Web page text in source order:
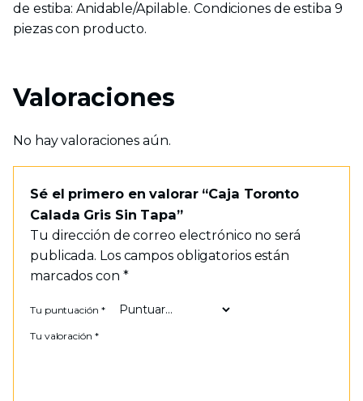
de estiba: Anidable/Apilable. Condiciones de estiba 9
piezas con producto.
Valoraciones
No hay valoraciones aún.
Sé el primero en valorar “Caja Toronto
Calada Gris Sin Tapa”
Tu dirección de correo electrónico no será
publicada. Los campos obligatorios están
marcados con *
Tu puntuación *
Tu valoración *